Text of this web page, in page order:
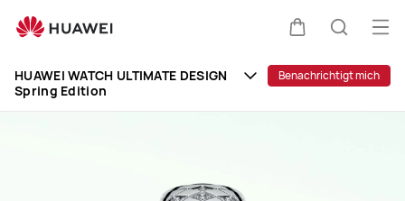
WATCH
DESIGN
Spring
HUAWEI WATCH ULTIMATE DESIGN
Spring Edition
Benachrichtigt mich